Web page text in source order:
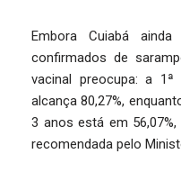
Embora Cuiabá
confirmados de
vacinal preocupa: a
alcança 80,27%,
3 anos está em
recomendada pelo